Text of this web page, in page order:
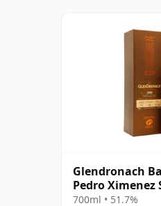
Glendronach
Pedro Ximenez
#7905 1990 28年
700ml • 51.7%